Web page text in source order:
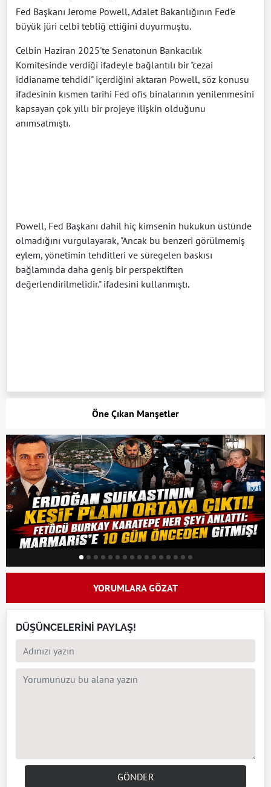
Fed Başkanı Jerome Powell, Adalet Bakanlığının Fed'e
büyük jüri celbi tebliğ ettiğini duyurmuştu.
Celbin Haziran 2025'te Senatonun Bankacılık
Komitesinde verdiği ifadeyle bağlantılı bir "cezai
iddianame tehdidi" içerdiğini aktaran Powell, söz konusu
ifadesinin kısmen tarihi Fed ofis binalarının yenilenmesini
kapsayan çok yıllı bir projeye ilişkin olduğunu
anımsatmıştı.
Powell, Fed Başkanı dahil hiç kimsenin hukukun üstünde
olmadığını vurgulayarak, "Ancak bu benzeri görülmemiş
eylem, yönetimin tehditleri ve süregelen baskısı
bağlamında daha geniş bir perspektiften
değerlendirilmelidir." ifadesini kullanmıştı.
Öne Çıkan Manşetler
YORUMLARA GÖZAT
DÜŞÜNCELERİNİ PAYLAŞ!
GÖNDER